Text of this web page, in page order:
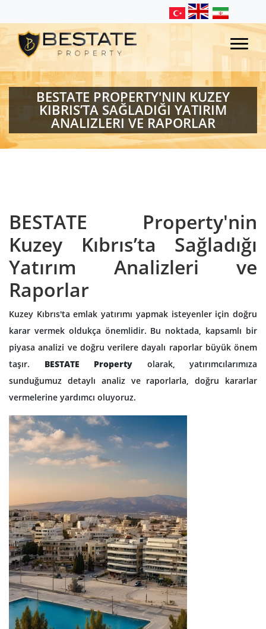
BESTATE PROPERTY'NIN KUZEY
KIBRIS’TA SAĞLADIĞI YATIRIM
ANALIZLERI VE RAPORLAR
BESTATE Property'nin
Kuzey Kıbrıs’ta Sağladığı
Yatırım Analizleri ve
Raporlar
Kuzey Kıbrıs'ta emlak yatırımı yapmak isteyenler için doğru
karar vermek oldukça önemlidir. Bu noktada, kapsamlı bir
piyasa analizi ve doğru verilere dayalı raporlar büyük önem
taşır. BESTATE Property olarak, yatırımcılarımıza
sunduğumuz detaylı analiz ve raporlarla, doğru kararlar
vermelerine yardımcı oluyoruz.